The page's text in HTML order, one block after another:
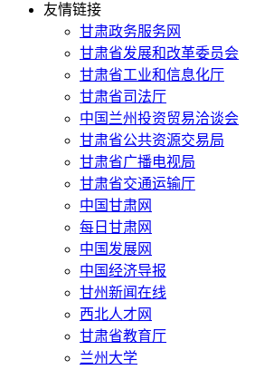
友情链接
甘肃政务服务网
甘肃省发展和改革委员会
甘肃省工业和信息化厅
甘肃省司法厅
中国兰州投资贸易洽谈会
甘肃省公共资源交易局
甘肃省广播电视局
甘肃省交通运输厅
中国甘肃网
每日甘肃网
中国发展网
中国经济导报
甘州新闻在线
西北人才网
甘肃省教育厅
兰州大学